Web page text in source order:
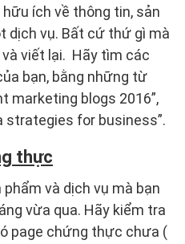
ích về thông tin, sản
dịch vụ. Bất cứ thứ gì mà
viết lại. Hãy tìm các
bạn, bằng những từ
marketing blogs 2016”,
strategies for business”.
thực
và dịch vụ mà bạn
vừa qua. Hãy kiểm tra
page chứng thực chưa (